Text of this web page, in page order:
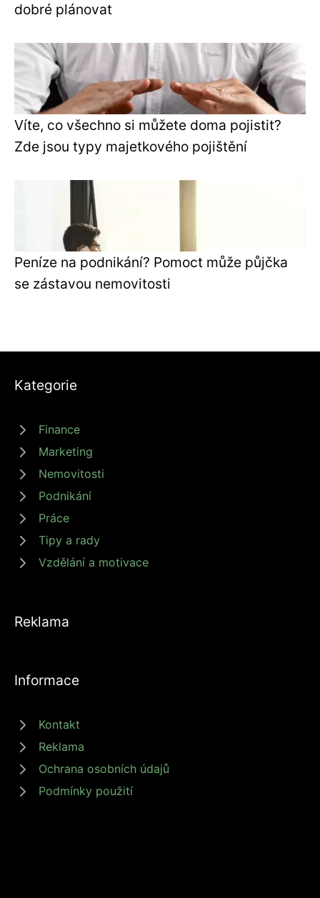
dobré plánovat
Víte, co všechno si můžete doma pojistit?
Zde jsou typy majetkového pojištění
Peníze na podnikání? Pomoct může půjčka
se zástavou nemovitosti
Kategorie
Finance
Marketing
Nemovitosti
Podnikání
Práce
Tipy a rady
Vzdělání a motivace
Reklama
Informace
Kontakt
Reklama
Ochrana osobních údajů
Podmínky použití